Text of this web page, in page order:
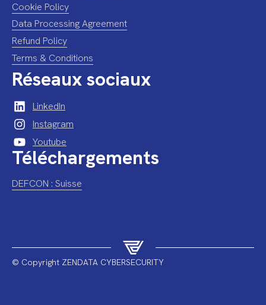
Cookie Policy
Data Processing Agreement
Refund Policy
Terms & Conditions
Réseaux sociaux
LinkedIn
Instagram
Youtube
Téléchargements
DEFCON : Suisse
© Copyright ZENDATA CYBERSECURITY